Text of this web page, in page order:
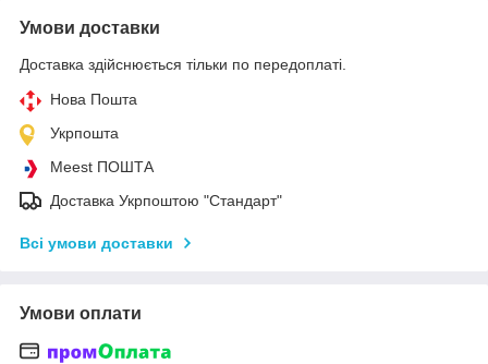
Умови доставки
Доставка здійснюється тільки по передоплаті.
Нова Пошта
Укрпошта
Meest ПОШТА
Доставка Укрпоштою "Стандарт"
Всі умови доставки
Умови оплати